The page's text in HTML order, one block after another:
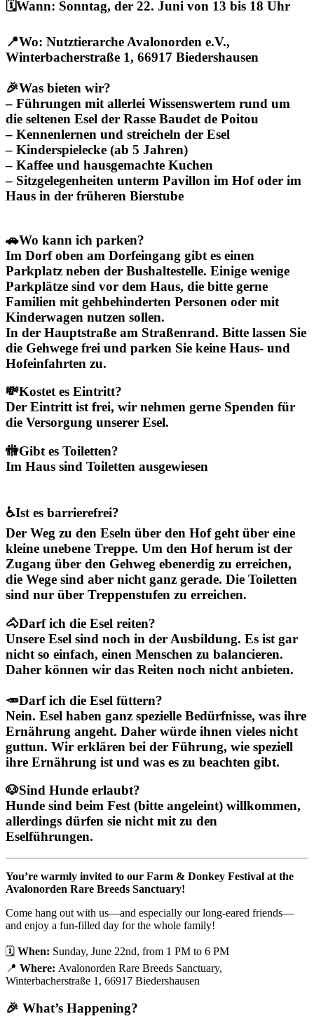
🗓️Wann: Sonntag, der 22. Juni von 13 bis 18 Uhr
📍Wo: Nutztierarche Avalonorden e.V.,
Winterbacherstraße 1, 66917 Biedershausen
🎉Was bieten wir?
– Führungen mit allerlei Wissenswertem rund um
die seltenen Esel der Rasse Baudet de Poitou
– Kennenlernen und streicheln der Esel
– Kinderspielecke (ab 5 Jahren)
– Kaffee und hausgemachte Kuchen
– Sitzgelegenheiten unterm Pavillon im Hof oder im
Haus in der früheren Bierstube
🚗Wo kann ich parken?
Im Dorf oben am Dorfeingang gibt es einen
Parkplatz neben der Bushaltestelle. Einige wenige
Parkplätze sind vor dem Haus, die bitte gerne
Familien mit gehbehinderten Personen oder mit
Kinderwagen nutzen sollen.
In der Hauptstraße am Straßenrand. Bitte lassen Sie
die Gehwege frei und parken Sie keine Haus- und
Hofeinfahrten zu.
💸Kostet es Eintritt?
Der Eintritt ist frei, wir nehmen gerne Spenden für
die Versorgung unserer Esel.
🚻Gibt es Toiletten?
Im Haus sind Toiletten ausgewiesen
♿Ist es barrierefrei?
Der Weg zu den Eseln über den Hof geht über eine
kleine unebene Treppe. Um den Hof herum ist der
Zugang über den Gehweg ebenerdig zu erreichen,
die Wege sind aber nicht ganz gerade. Die Toiletten
sind nur über Treppenstufen zu erreichen.
🐴Darf ich die Esel reiten?
Unsere Esel sind noch in der Ausbildung. Es ist gar
nicht so einfach, einen Menschen zu balancieren.
Daher können wir das Reiten noch nicht anbieten.
🥕Darf ich die Esel füttern?
Nein. Esel haben ganz spezielle Bedürfnisse, was ihre
Ernährung angeht. Daher würde ihnen vieles nicht
guttun. Wir erklären bei der Führung, wie speziell
ihre Ernährung ist und was es zu beachten gibt.
🐶Sind Hunde erlaubt?
Hunde sind beim Fest (bitte angeleint) willkommen,
allerdings dürfen sie nicht mit zu den
Eselführungen.
You’re warmly invited to our Farm & Donkey Festival at the
Avalonorden Rare Breeds Sanctuary!
Come hang out with us—and especially our long-eared friends—
and enjoy a fun-filled day for the whole family!
🗓️ When: Sunday, June 22nd, from 1 PM to 6 PM
📍 Where: Avalonorden Rare Breeds Sanctuary,
Winterbacherstraße 1, 66917 Biedershausen
🎉 What’s Happening?